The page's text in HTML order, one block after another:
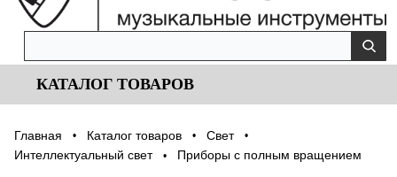
КАТАЛОГ ТОВАРОВ
Главная • Каталог товаров • Cвет •
Интеллектуальный свет • Приборы с полным вращением